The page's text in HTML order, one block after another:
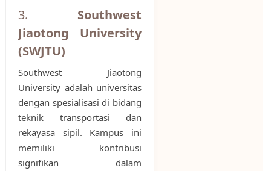
3. Southwest
Jiaotong University
(SWJTU)
Southwest Jiaotong
University adalah universitas
dengan spesialisasi di bidang
teknik transportasi dan
rekayasa sipil. Kampus ini
memiliki kontribusi
signifikan dalam